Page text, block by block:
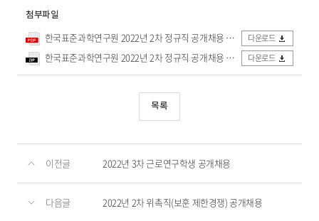
첨부파일
한국표준과학연구원 2022년 2차 정규직 공개채용 공고문.pdf 다운로드
한국표준과학연구원 2022년 2차 정규직 공개채용 직무기술서.zip 다운로드
목록
이전글 2022년 3차 근로연구학생 공개채용
다음글 2022년 2차 위촉직(보훈 제한경쟁) 공개채용